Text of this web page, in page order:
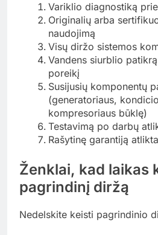
Variklio diagnostiką
Originalių arba
naudojimą
Visų diržo sistemos
Vandens siurblio
poreikį
Susijusių komponentų
(generatoriaus,
kompresoriaus būklę)
Testavimą po darbų
Rašytinę garantiją
Ženklai, kad laikas
pagrindinį diržą
Nedelskite keisti pagrindinio